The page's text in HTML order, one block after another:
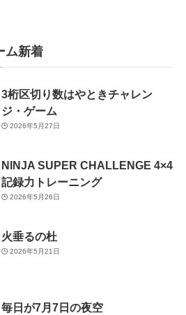
ム新着
3桁区切り数はやときチャレン
ジ・ゲーム
2026年5月27日
NINJA SUPER CHALLENGE 4×4
記録力トレーニング
2026年5月26日
火垂るの杜
2026年5月21日
毎日が7月7日の夜空